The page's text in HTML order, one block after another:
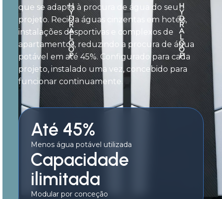
que se adapta à procura de água do seu
projeto. Recicla águas cinzentas em hotéis,
instalações desportivas e complexos de
apartamentos, reduzindo a procura de água
potável em até 45%. Configurado para cada
projeto, instalado uma vez, concebido para
funcionar continuamente.
Até 45%
Menos água potável utilizada
Capacidade
ilimitada
Modular por conceção